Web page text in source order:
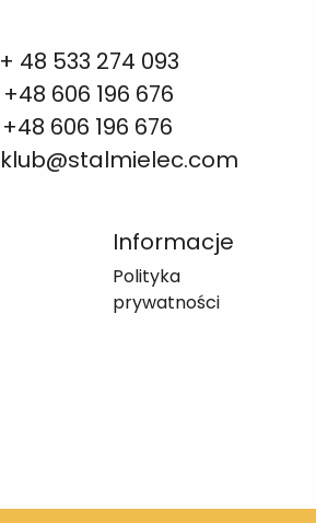
+ 48 533 274 093
+48 606 196 676
+48 606 196 676
klub@stalmielec.com
Informacje
Polityka
prywatności